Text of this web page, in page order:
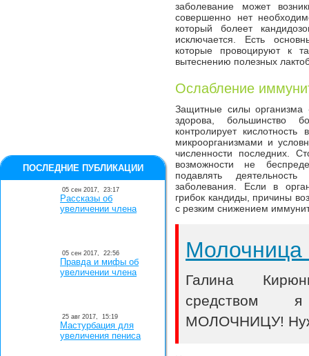
заболевание может
совершенно нет
который болеет
исключается. Есть
которые провоцируют к
вытеснению полезных
Ослабление
Защитные силы
здорова, большинство
контролирует
микроорганизмами и
численности последних.
возможности не
подавлять
заболевания. Если в
грибок кандиды, причины
с резким снижением
Молочница
Галина
средством
МОЛОЧНИЦУ!
ПОСЛЕДНИЕ ПУБЛИКАЦИИ
05 сен 2017, 23:17
Рассказы об
увеличении члена
05 сен 2017, 22:56
Правда и мифы об
увеличении члена
25 авг 2017, 15:19
Мастурбация для
увеличения пениса